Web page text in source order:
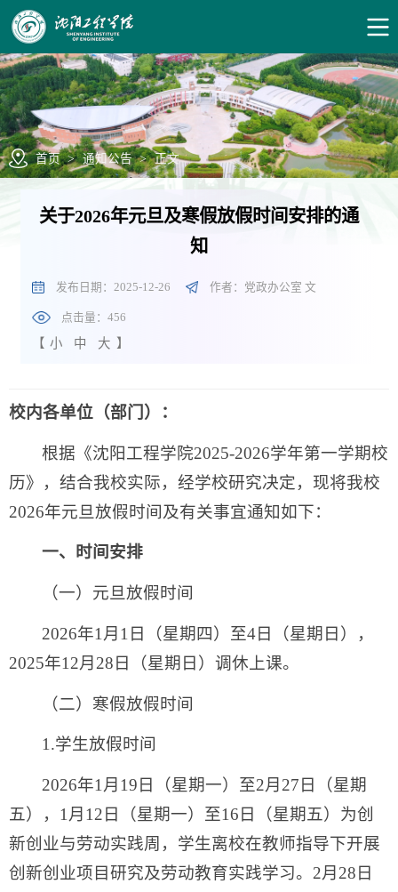
首页 > 通知公告 > 正文
关于2026年元旦及寒假放假时间安排的通
知
发布日期：2025-12-26 作者：党政办公室 文
点击量：456
【 小 中 大 】
校内各单位（部门）：
根据《沈阳工程学院2025-2026学年第一学期校
历》，结合我校实际，经学校研究决定，现将我校
2026年元旦放假时间及有关事宜通知如下：
一、时间安排
（一）元旦放假时间
2026年1月1日（星期四）至4日（星期日），
2025年12月28日（星期日）调休上课。
（二）寒假放假时间
1.学生放假时间
2026年1月19日（星期一）至2月27日（星期
五），1月12日（星期一）至16日（星期五）为创
新创业与劳动实践周，学生离校在教师指导下开展
创新创业项目研究及劳动教育实践学习。2月28日